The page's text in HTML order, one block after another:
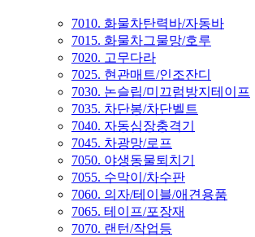
7010. 화물차탄력바/자동바
7015. 화물차그물망/호루
7020. 고무다라
7025. 현관매트/인조잔디
7030. 논슬립/미끄럼방지테이프
7035. 차단봉/차단벨트
7040. 자동심장충격기
7045. 차광망/로프
7050. 야생동물퇴치기
7055. 수막이/차수판
7060. 의자/테이블/애견용품
7065. 테이프/포장재
7070. 랜턴/작업등